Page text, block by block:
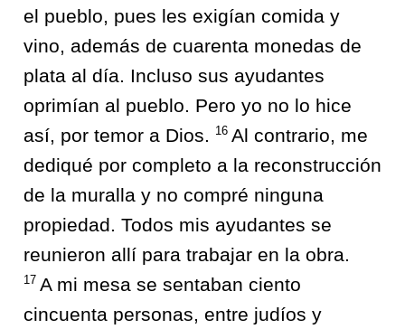
el pueblo, pues les exigían comida y
vino, además de cuarenta monedas de
plata al día. Incluso sus ayudantes
oprimían al pueblo. Pero yo no lo hice
así, por temor a Dios.
16 Al contrario, me
dediqué por completo a la reconstrucción
de la muralla y no compré ninguna
propiedad. Todos mis ayudantes se
reunieron allí para trabajar en la obra.
17 A mi mesa se sentaban ciento
cincuenta personas, entre judíos y